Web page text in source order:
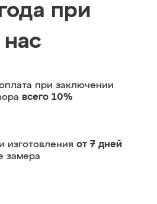
при
нас
при заключении
всего 10%
изготовления от 7 дней
замера